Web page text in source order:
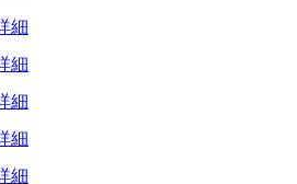
細
細
細
細
細